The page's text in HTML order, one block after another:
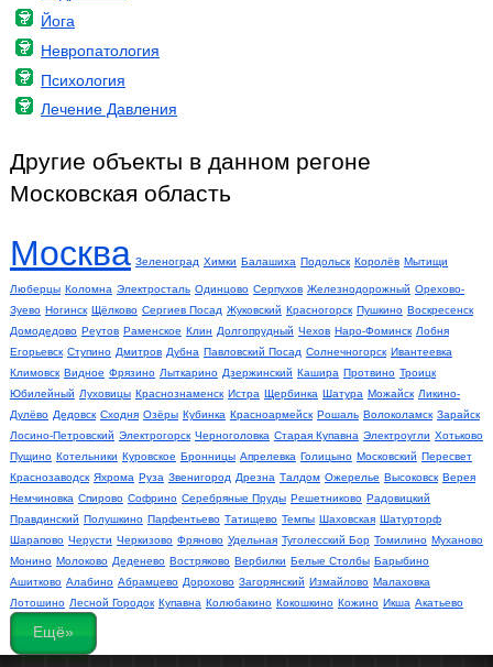
Йога
Невропатология
Психология
Лечение Давления
Другие объекты в данном регоне
Московская область
Москва Зеленоград Химки Балашиха Подольск Королёв Мытищи
Люберцы Коломна Электросталь Одинцово Серпухов Железнодорожный Орехово-
Зуево Ногинск Щёлково Сергиев Посад Жуковский Красногорск Пушкино Воскресенск
Домодедово Реутов Раменское Клин Долгопрудный Чехов Наро-Фоминск Лобня
Егорьевск Ступино Дмитров Дубна Павловский Посад Солнечногорск Ивантеевка
Климовск Видное Фрязино Лыткарино Дзержинский Кашира Протвино Троицк
Юбилейный Луховицы Краснознаменск Истра Щербинка Шатура Можайск Ликино-
Дулёво Дедовск Сходня Озёры Кубинка Красноармейск Рошаль Волоколамск Зарайск
Лосино-Петровский Электрогорск Черноголовка Старая Купавна Электроугли Хотьково
Пущино Котельники Куровское Бронницы Апрелевка Голицыно Московский Пересвет
Краснозаводск Яхрома Руза Звенигород Дрезна Талдом Ожерелье Высоковск Верея
Немчиновка Спирово Софрино Серебряные Пруды Решетниково Радовицкий
Правдинский Полушкино Парфентьево Татищево Темпы Шаховская Шатурторф
Шарапово Черусти Черкизово Фряново Удельная Туголесский Бор Томилино Муханово
Монино Молоково Деденево Востряково Вербилки Белые Столбы Барыбино
Ашитково Алабино Абрамцево Дорохово Загорянский Измайлово Малаховка
Лотошино Лесной Городок Купавна Колюбакино Кокошкино Кожино Икша Акатьево
Ещё»